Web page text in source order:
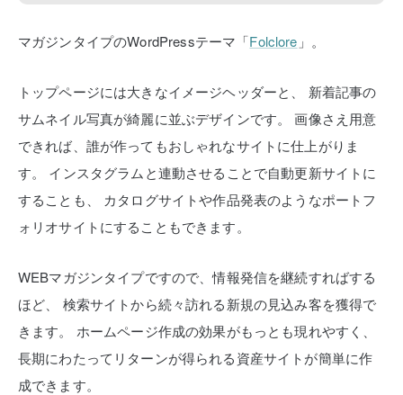
マガジンタイプのWordPressテーマ「Folclore 」。
トップページには大きなイメージヘッダーと、
新着記事の
サムネイル写真が綺麗に並ぶデザインです。
画像さえ用意
できれば、誰が作ってもおしゃれなサイトに仕上がりま
す。
インスタグラムと連動させることで自動更新サイトに
することも、
カタログサイトや作品発表のようなポートフ
ォリオサイトにすることもできます。
WEBマガジンタイプですので、情報発信を継続すればする
ほど、
検索サイトから続々訪れる新規の見込み客を獲得で
きます。
ホームページ作成の効果がもっとも現れやすく、
長期にわたってリターンが得られる資産サイトが簡単に作
成できます。